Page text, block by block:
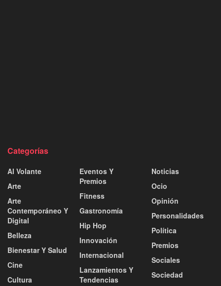
Categorías
Al Volante
Arte
Arte
Contemporáneo Y
Digital
Belleza
Bienestar Y Salud
Cine
Cultura
Eventos Y
Premios
Fitness
Gastronomía
Hip Hop
Innovación
Internacional
Lanzamientos Y
Tendencias
Noticias
Ocio
Opinión
Personalidades
Política
Premios
Sociales
Sociedad